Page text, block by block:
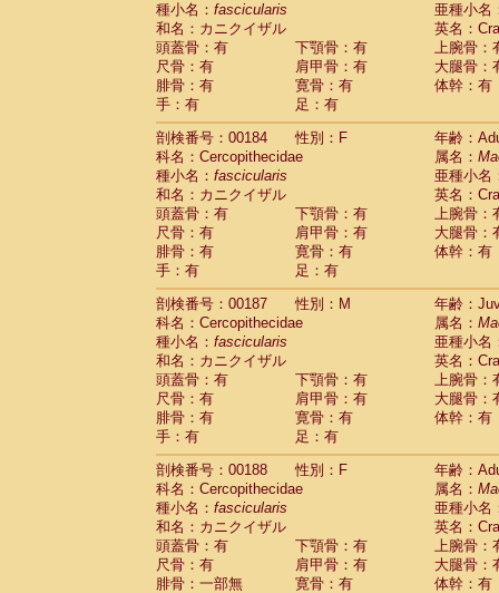
種小名： fascicularis
亜種小名
和名：カニクイザル
英名：
頭蓋骨：有
下顎骨：有
上腕骨：
尺骨：有
肩甲骨：有
大腿骨：
腓骨：有
寛骨：有
体幹：有
手：有
足：有
剖検番号：00184
性別：F
年齢：
科名：Cercopithecidae
属名：
種小名： fascicularis
亜種小名
和名：カニクイザル
英名：
頭蓋骨：有
下顎骨：有
上腕骨：
尺骨：有
肩甲骨：有
大腿骨：
腓骨：有
寛骨：有
体幹：有
手：有
足：有
剖検番号：00187
性別：M
年齢：
科名：Cercopithecidae
属名：
種小名： fascicularis
亜種小名
和名：カニクイザル
英名：
頭蓋骨：有
下顎骨：有
上腕骨：
尺骨：有
肩甲骨：有
大腿骨：
腓骨：有
寛骨：有
体幹：有
手：有
足：有
剖検番号：00188
性別：F
年齢：
科名：Cercopithecidae
属名：
種小名： fascicularis
亜種小名
和名：カニクイザル
英名：
頭蓋骨：有
下顎骨：有
上腕骨：
尺骨：有
肩甲骨：有
大腿骨：
腓骨：一部無
寛骨：有
体幹：有